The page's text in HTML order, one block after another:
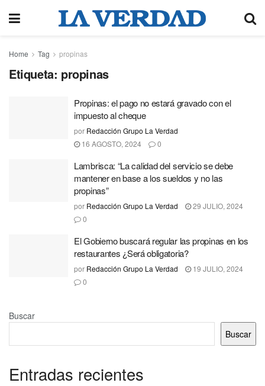
Home Tag propinas
Etiqueta: propinas
Propinas: el pago no estará gravado con el
impuesto al cheque
por Redacción Grupo La Verdad
16 AGOSTO, 2024
0
Lambrisca: “La calidad del servicio se debe
mantener en base a los sueldos y no las
propinas”
por Redacción Grupo La Verdad
29 JULIO, 2024
0
El Gobierno buscará regular las propinas en los
restaurantes ¿Será obligatoria?
por Redacción Grupo La Verdad
19 JULIO, 2024
0
Buscar
Buscar
Entradas recientes